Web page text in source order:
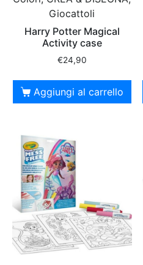
Giocattoli
Harry Potter Magical
Activity case
€24,90
Aggiungi al carrello